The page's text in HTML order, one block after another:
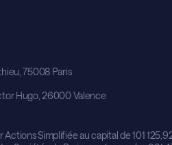
75008 Paris
Hugo, 26000 Valence
Actions Simplifiée au capital de 101